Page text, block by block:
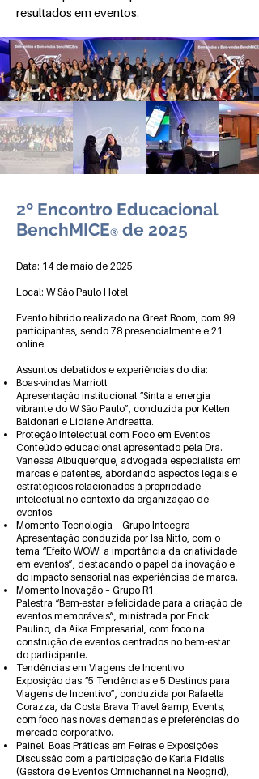
resultados em eventos.
2º Encontro Educacional
BenchMICE® de 2025
Data: 14 de maio de 2025
Local: W São Paulo Hotel
Evento híbrido realizado na Great Room, com 99
participantes, sendo 78 presencialmente e 21
online.
Assuntos debatidos e experiências do dia:
Boas-vindas Marriott
Apresentação institucional “Sinta a energia
vibrante do W São Paulo”, conduzida por Kellen
Baldonari e Lidiane Andreatta.
Proteção Intelectual com Foco em Eventos
Conteúdo educacional apresentado pela Dra.
Vanessa Albuquerque, advogada especialista em
marcas e patentes, abordando aspectos legais e
estratégicos relacionados à propriedade
intelectual no contexto da organização de
eventos.
Momento Tecnologia – Grupo Inteegra
Apresentação conduzida por Isa Nitto, com o
tema “Efeito WOW: a importância da criatividade
em eventos”, destacando o papel da inovação e
do impacto sensorial nas experiências de marca.
Momento Inovação – Grupo R1
Palestra “Bem-estar e felicidade para a criação de
eventos memoráveis”, ministrada por Erick
Paulino, da Aika Empresarial, com foco na
construção de eventos centrados no bem-estar
do participante.
Tendências em Viagens de Incentivo
Exposição das “5 Tendências e 5 Destinos para
Viagens de Incentivo”, conduzida por Rafaella
Corazza, da Costa Brava Travel &amp; Events,
com foco nas novas demandas e preferências do
mercado corporativo.
Painel: Boas Práticas em Feiras e Exposições
Discussão com a participação de Karla Fidelis
(Gestora de Eventos Omnichannel na Neogrid),